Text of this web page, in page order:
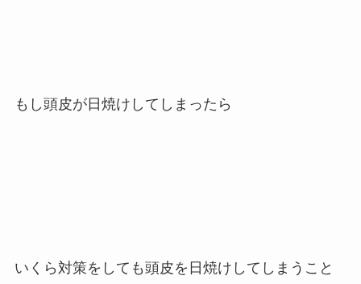
もし頭皮が日焼けしてしまったら
いくら対策をしても頭皮を日焼けしてしまうこと